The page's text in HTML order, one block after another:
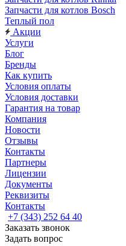
Запчасти для котлов Bosch
Теплый пол
Акции
Услуги
Блог
Бренды
Как купить
Условия оплаты
Условия доставки
Гарантия на товар
Компания
Новости
Отзывы
Контакты
Партнеры
Лицензии
Документы
Реквизиты
Контакты
+7 (343) 252 64 40
Заказать звонок
Задать вопрос